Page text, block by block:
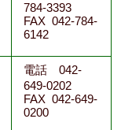
784-3393
FAX 042-784-
6142
電話 042-
649-0202
FAX 042-649-
0200